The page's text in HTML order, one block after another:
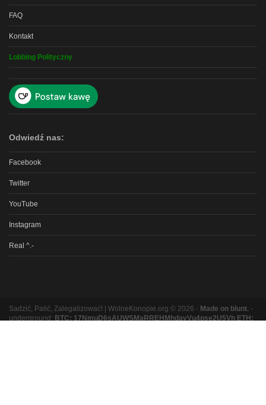
FAQ
Kontakt
Lobbing Polityczny
Odwiedź nas:
Facebook
Twitter
YouTube
Instagram
Real ^.-
Sadzić, Palić, Zalegalizować! | WolneKonopie.org © 2026 - Made on blunt. -
underground: BTC: 17NmuD6sAUWSMaRREHMhdavVu4pse2U5Vh ETH: